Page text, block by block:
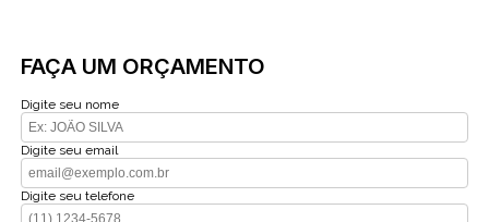
FAÇA UM ORÇAMENTO
Digite seu nome
Digite seu email
Digite seu telefone